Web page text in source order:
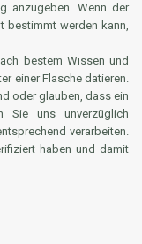
anzugeben. Wenn der
bestimmt werden kann,
bestem Wissen und
einer Flasche datieren.
oder glauben, dass ein
Sie uns unverzüglich
verarbeiten.
haben und damit